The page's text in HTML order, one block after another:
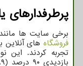
پرطرفدارهای
برخی سایت ها
فروشگاه های
تجربه کردند. این